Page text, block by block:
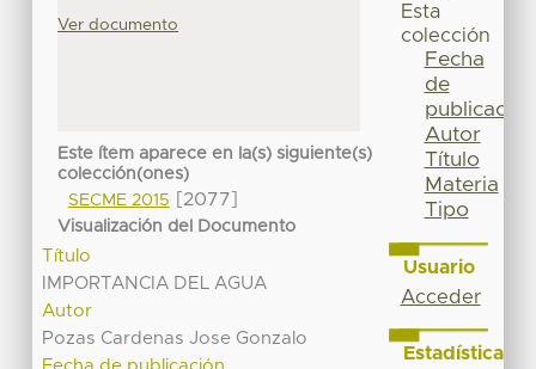
Ver documento
Este ítem aparece en la(s) siguiente(s)
colección(ones)
SECME 2015
[2077]
Visualización del Documento
Título
IMPORTANCIA DEL AGUA
Autor
Pozas Cardenas Jose Gonzalo
Esta
colección
Fecha
de
publicación
Autor
Título
Materia
Tipo
Usuario
Acceder
Estadísticas